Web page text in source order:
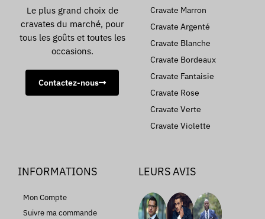
Le plus grand choix de
cravates du marché, pour
tous les goûts et toutes les
occasions.
Contactez-nous
Cravate Marron
Cravate Argenté
Cravate Blanche
Cravate Bordeaux
Cravate Fantaisie
Cravate Rose
Cravate Verte
Cravate Violette
INFORMATIONS
Mon Compte
Suivre ma commande
LEURS AVIS